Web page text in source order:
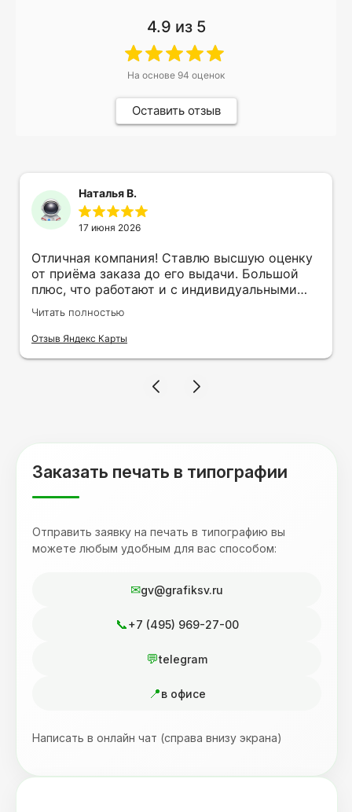
4.9 из 5
На основе 94 оценок
Оставить отзыв
Наталья В.
17 июня 2026
Отличная компания! Ставлю высшую оценку
от приёма заказа до его выдачи. Большой
плюс, что работают и с индивидуальными
заказами. Нелбходимо было нанести принт
на кружку в подарок. Заказ был исполнен
оперативно и ооочень красиво, даже не
терпеливость, отвечала на все мои вопросы.
Читать полностью
Отзыв Яндекс Карты
Заказать печать в типографии
Отправить заявку на печать в типографию вы
можете любым удобным для вас способом:
gv@grafiksv.ru
+7 (495) 969-27-00
telegram
в офисе
Написать в онлайн чат (справа внизу экрана)